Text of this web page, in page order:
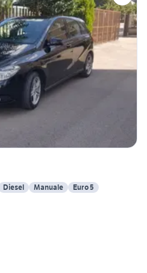
Diesel Manuale Euro 5